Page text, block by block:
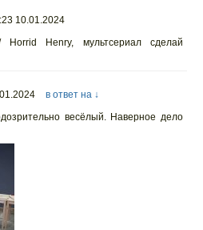
10.01.2024
Henry, мультсериал сделай
в ответ на ↓
весёлый. Наверное дело